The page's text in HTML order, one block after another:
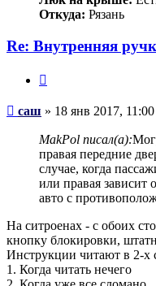
Откуда: Рязань
Re: Внутренняя
Сообщение
саш » 18 янв 2017, 11:00
MakPol писал(а):
правая передние
случае, когда
или правая зависит
авто с
На ситроенах - с обоих
кнопку блокировки,
Инструкции читают в 2-х
1. Когда читать нечего